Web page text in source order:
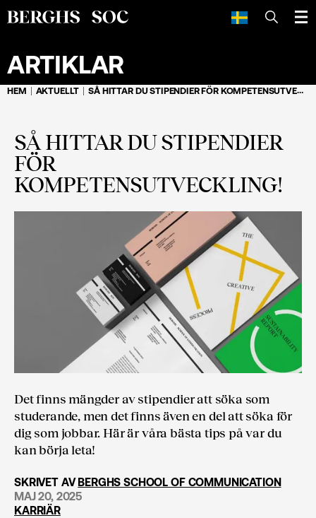
SÖK
ARTIKLAR
HEM AKTUELLT SÅ HITTAR DU STIPENDIER FÖR KOMPETENSUTVECKLING!
SÅ HITTAR DU STIPENDIER
FÖR
KOMPETENSUTVECKLING!
Det finns mängder av stipendier att söka som
studerande, men det finns även en del att söka för
dig som jobbar. Här är våra bästa tips på var du
kan börja leta!
SKRIVET AV BERGHS SCHOOL OF COMMUNICATION
MAJ 20, 2025
KARRIÄR